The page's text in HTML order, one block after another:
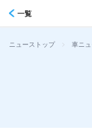
一覧
ニューストップ > 車ニュ